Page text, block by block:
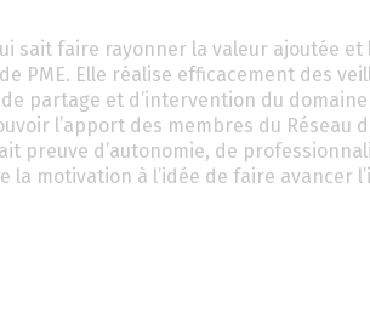
sait faire rayonner la valeur ajoutée et
PME. Elle réalise efficacement des
partage et d’intervention du
l’apport des membres du Réseau
preuve d’autonomie, de
motivation à l’idée de faire avancer